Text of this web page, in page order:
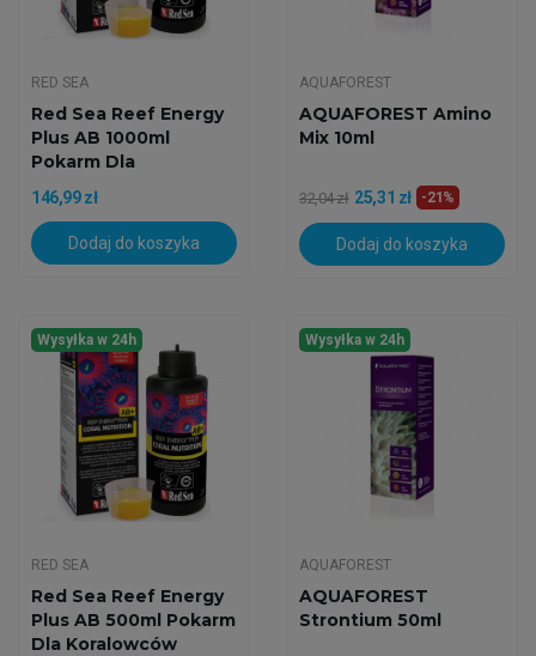
RED SEA
Red Sea Reef Energy
Plus AB 1000ml
Pokarm Dla
Koralowców
146,99 zł
Dodaj do koszyka
AQUAFOREST
AQUAFOREST Amino
Mix 10ml
32,04 zł 25,31 zł -21%
Dodaj do koszyka
Wysyłka w 24h
RED SEA
Red Sea Reef Energy
Plus AB 500ml Pokarm
Dla Koralowców
Wysyłka w 24h
AQUAFOREST
AQUAFOREST
Strontium 50ml